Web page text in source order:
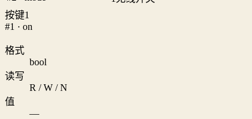
按键1
#1 · on
格式
bool
读写
R / W / N
值
—